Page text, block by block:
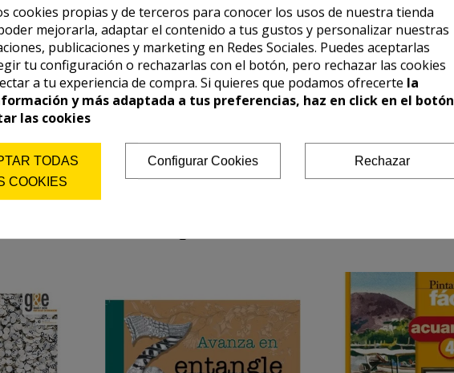
cookies propias y de terceros para conocer los usos de nuestra tienda
mejorarla, adaptar el contenido a tus gustos y personalizar nuestras
publicaciones y marketing en Redes Sociales. Puedes aceptarlas
tu configuración o rechazarlas con el botón, pero rechazar las cookies
a tu experiencia de compra. Si quieres que podamos ofrecerte la
y más adaptada a tus preferencias, haz en click en el botón
las cookies
TODAS
COOKIES
Configurar Cookies Rechazar